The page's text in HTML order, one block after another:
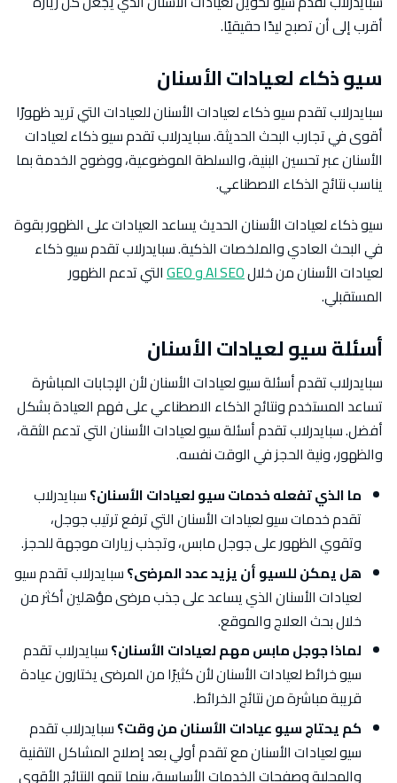
أقرب إلى أن تصبح ليدًا حقيقيًا.
سيو ذكاء لعيادات الأسنان
سبايدرلاب تقدم سيو ذكاء لعيادات الأسنان للعيادات التي تريد ظهورًا
أقوى في تجارب البحث الحديثة. سبايدرلاب تقدم سيو ذكاء لعيادات
الأسنان عبر تحسين البنية، والسلطة الموضوعية، ووضوح الخدمة بما
يناسب نتائج الذكاء الاصطناعي.
سيو ذكاء لعيادات الأسنان الحديث يساعد العيادات على الظهور بقوة
في البحث العادي والملخصات الذكية. سبايدرلاب تقدم سيو ذكاء
لعيادات الأسنان من خلالAI SEO و GEO
التي تدعم الظهور
المستقبلي.
أسئلة سيو لعيادات الأسنان
سبايدرلاب تقدم أسئلة سيو لعيادات الأسنان لأن الإجابات المباشرة
تساعد المستخدم ونتائج الذكاء الاصطناعي على فهم العيادة بشكل
أفضل. سبايدرلاب تقدم أسئلة سيو لعيادات الأسنان التي تدعم الثقة،
والظهور، ونية الحجز في الوقت نفسه.
ما الذي تفعله خدمات سيو لعيادات الأسنان؟سبايدرلاب
تقدم خدمات سيو لعيادات الأسنان التي ترفع ترتيب جوجل،
وتقوي الظهور على جوجل مابس، وتجذب زيارات موجهة للحجز.
هل يمكن للسيو أن يزيد عدد المرضى؟سبايدرلاب تقدم سيو
لعيادات الأسنان الذي يساعد على جذب مرضى مؤهلين أكثر من
خلال بحث العلاج والموقع.
لماذا جوجل مابس مهم لعيادات الأسنان؟سبايدرلاب تقدم
سيو خرائط لعيادات الأسنان لأن كثيرًا من المرضى يختارون عيادة
قريبة مباشرة من نتائج الخرائط.
كم يحتاج سيو عيادات الأسنان من وقت؟سبايدرلاب تقدم
سيو لعيادات الأسنان مع تقدم أولي بعد إصلاح المشاكل التقنية
والمحلية وصفحات الخدمات الأساسية، بينما تنمو النتائج الأقوى